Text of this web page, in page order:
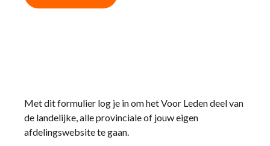
Met dit formulier log je in om het Voor Leden deel van
de landelijke, alle provinciale of jouw eigen
afdelingswebsite te gaan.